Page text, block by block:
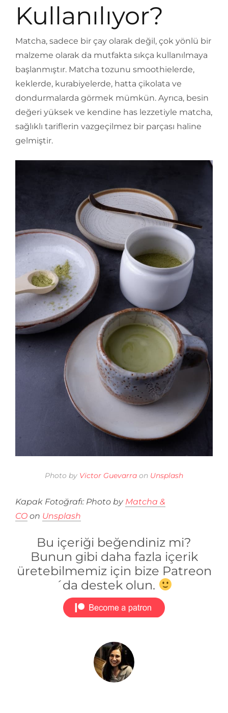
Kullanılıyor?
Matcha, sadece bir çay olarak değil, çok yönlü bir
malzeme olarak da mutfakta sıkça kullanılmaya
başlanmıştır. Matcha tozunu smoothielerde,
keklerde, kurabiyelerde, hatta çikolata ve
dondurmalarda görmek mümkün. Ayrıca, besin
değeri yüksek ve kendine has lezzetiyle matcha,
sağlıklı tariflerin vazgeçilmez bir parçası haline
gelmiştir.
Photo by Victor Guevarra on Unsplash
Kapak Fotoğrafı: Photo by Matcha &
CO on Unsplash
Bu içeriği beğendiniz mi?
Bunun gibi daha fazla içerik
üretebilmemiz için bize Patreon
´da destek olun.